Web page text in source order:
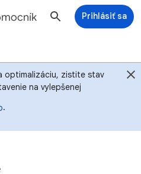
Prihlásiť sa
optimalizáciu, zistite stav
na vylepšenej
.